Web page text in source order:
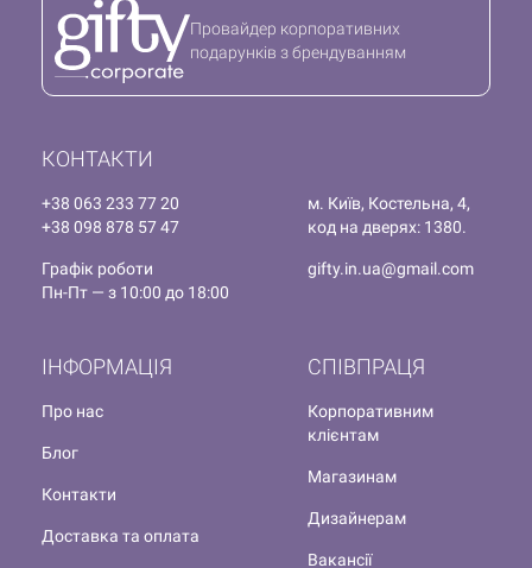
КОНТАКТИ
+38 063 233 77 20
+38 098 878 57 47
м. Київ, Костельна, 4,
код на дверях: 1380.
Графік роботи
Пн-Пт — з 10:00 до 18:00
gifty.in.ua@gmail.com
СПІВПРАЦЯ
Корпоративним
клієнтам
Магазинам
Дизайнерам
Вакансії
ІНФОРМАЦІЯ
Про нас
Блог
Контакти
Доставка та оплата
Провайдер корпоративних
подарунків з брендуванням